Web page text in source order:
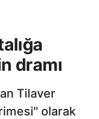
dramı
Tilaver
olarak